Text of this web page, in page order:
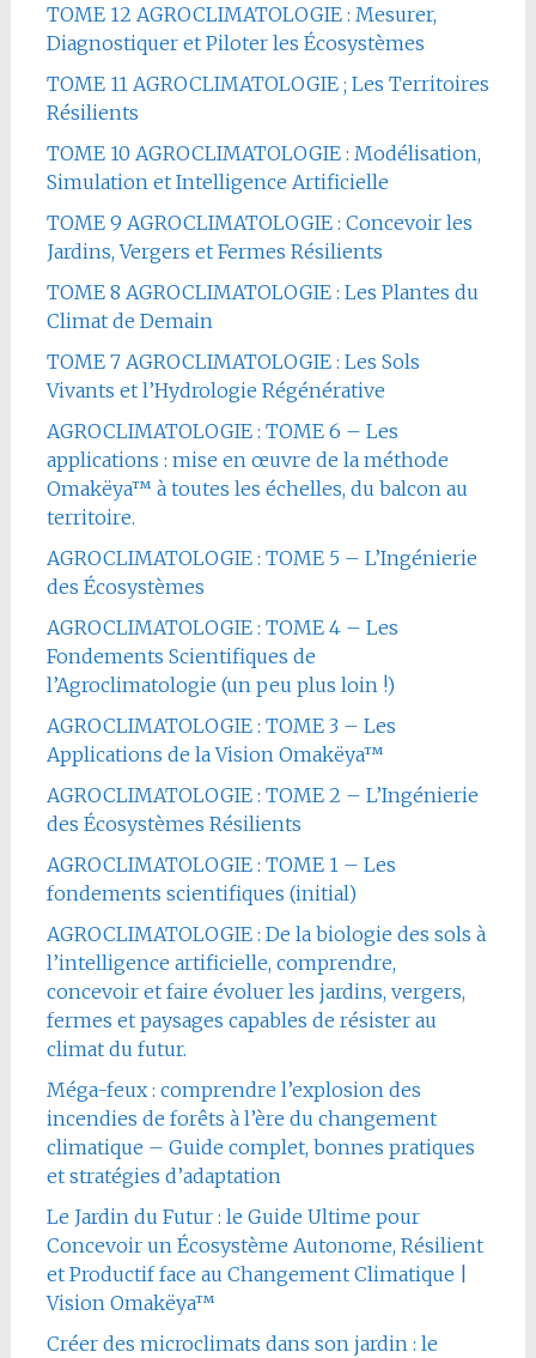
TOME 12 AGROCLIMATOLOGIE : Mesurer,
Diagnostiquer et Piloter les Écosystèmes
TOME 11 AGROCLIMATOLOGIE ; Les Territoires
Résilients
TOME 10 AGROCLIMATOLOGIE : Modélisation,
Simulation et Intelligence Artificielle
TOME 9 AGROCLIMATOLOGIE : Concevoir les
Jardins, Vergers et Fermes Résilients
TOME 8 AGROCLIMATOLOGIE : Les Plantes du
Climat de Demain
TOME 7 AGROCLIMATOLOGIE : Les Sols
Vivants et l’Hydrologie Régénérative
AGROCLIMATOLOGIE : TOME 6 – Les
applications : mise en œuvre de la méthode
Omakëya™ à toutes les échelles, du balcon au
territoire.
AGROCLIMATOLOGIE : TOME 5 – L’Ingénierie
des Écosystèmes
AGROCLIMATOLOGIE : TOME 4 – Les
Fondements Scientifiques de
l’Agroclimatologie (un peu plus loin !)
AGROCLIMATOLOGIE : TOME 3 – Les
Applications de la Vision Omakëya™
AGROCLIMATOLOGIE : TOME 2 – L’Ingénierie
des Écosystèmes Résilients
AGROCLIMATOLOGIE : TOME 1 – Les
fondements scientifiques (initial)
AGROCLIMATOLOGIE : De la biologie des sols à
l’intelligence artificielle, comprendre,
concevoir et faire évoluer les jardins, vergers,
fermes et paysages capables de résister au
climat du futur.
Méga-feux : comprendre l’explosion des
incendies de forêts à l’ère du changement
climatique – Guide complet, bonnes pratiques
et stratégies d’adaptation
Le Jardin du Futur : le Guide Ultime pour
Concevoir un Écosystème Autonome, Résilient
et Productif face au Changement Climatique |
Vision Omakëya™
Créer des microclimats dans son jardin : le